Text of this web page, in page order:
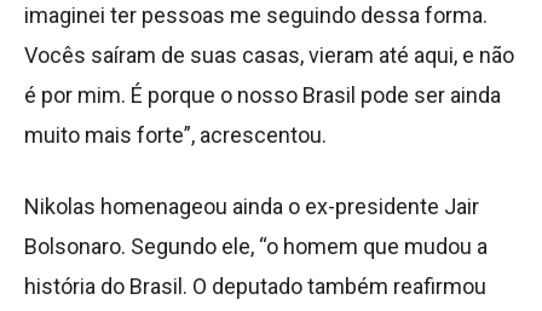
imaginei ter pessoas me seguindo dessa forma.
Vocês saíram de suas casas, vieram até aqui, e não
é por mim. É porque o nosso Brasil pode ser ainda
muito mais forte”, acrescentou.
Nikolas homenageou ainda o ex-presidente Jair
Bolsonaro. Segundo ele, “o homem que mudou a
história do Brasil. O deputado também reafirmou